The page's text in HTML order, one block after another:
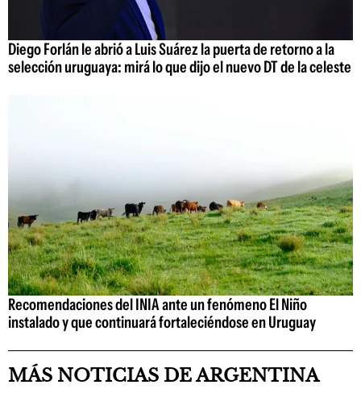
Diego Forlán le abrió a Luis Suárez la puerta de retorno a la
selección uruguaya: mirá lo que dijo el nuevo DT de la celeste
Recomendaciones del INIA ante un fenómeno El Niño
instalado y que continuará fortaleciéndose en Uruguay
MÁS NOTICIAS DE ARGENTINA